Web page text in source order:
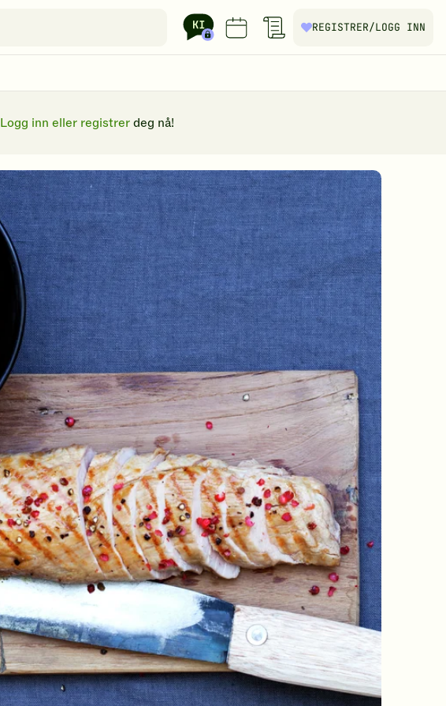
REGISTRER/LOGG INN
Logg inn eller registrer deg nå!